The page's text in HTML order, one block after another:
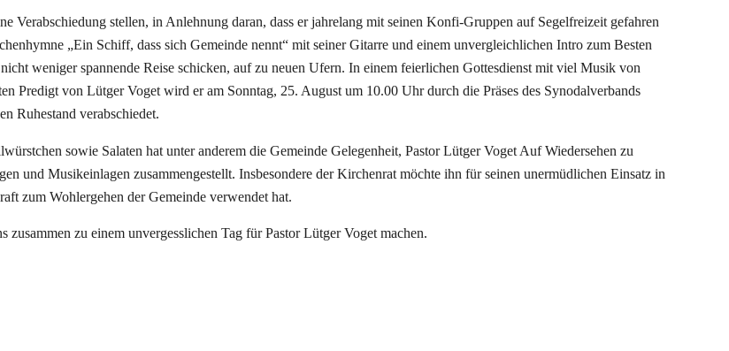
Verabschiedung stellen, in Anlehnung daran, dass er jahrelang mit seinen Konfi-Gruppen auf Segelfreizeit gefahren
„Ein Schiff, dass sich Gemeinde nennt“ mit seiner Gitarre und einem unvergleichlichen Intro zum Besten
weniger spannende Reise schicken, auf zu neuen Ufern. In einem feierlichen Gottesdienst mit viel Musik von
Predigt von Lütger Voget wird er am Sonntag, 25. August um 10.00 Uhr durch die Präses des Synodalverbands
Ruhestand verabschiedet.
sowie Salaten hat unter anderem die Gemeinde Gelegenheit, Pastor Lütger Voget Auf Wiedersehen zu
und Musikeinlagen zusammengestellt. Insbesondere der Kirchenrat möchte ihn für seinen unermüdlichen Einsatz in
zum Wohlergehen der Gemeinde verwendet hat.
zu einem unvergesslichen Tag für Pastor Lütger Voget machen.